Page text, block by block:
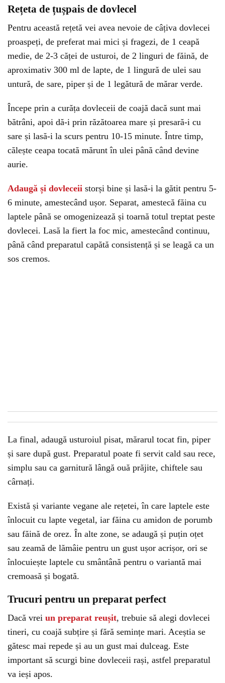
Rețeta de țușpais de dovlecel
Pentru această rețetă vei avea nevoie de câțiva dovlecei
proaspeți, de preferat mai mici și fragezi, de 1 ceapă
medie, de 2-3 căței de usturoi, de 2 linguri de făină, de
aproximativ 300 ml de lapte, de 1 lingură de ulei sau
untură, de sare, piper și de 1 legătură de mărar verde.
Începe prin a curăța dovleceii de coajă dacă sunt mai
bătrâni, apoi dă-i prin răzătoarea mare și presară-i cu
sare și lasă-i la scurs pentru 10-15 minute. Între timp,
călește ceapa tocată mărunt în ulei până când devine
aurie.
Adaugă și dovleceii storși bine și lasă-i la gătit pentru 5-
6 minute, amestecând ușor. Separat, amestecă făina cu
laptele până se omogenizează și toarnă totul treptat peste
dovlecei. Lasă la fiert la foc mic, amestecând continuu,
până când preparatul capătă consistență și se leagă ca un
sos cremos.
La final, adaugă usturoiul pisat, mărarul tocat fin, piper
și sare după gust. Preparatul poate fi servit cald sau rece,
simplu sau ca garnitură lângă ouă prăjite, chiftele sau
cârnați.
Există și variante vegane ale rețetei, în care laptele este
înlocuit cu lapte vegetal, iar făina cu amidon de porumb
sau făină de orez. În alte zone, se adaugă și puțin oțet
sau zeamă de lămâie pentru un gust ușor acrișor, ori se
înlocuiește laptele cu smântână pentru o variantă mai
cremoasă și bogată.
Trucuri pentru un preparat perfect
Dacă vrei un preparat reușit, trebuie să alegi dovlecei
tineri, cu coajă subțire și fără semințe mari. Aceștia se
gătesc mai repede și au un gust mai dulceag. Este
important să scurgi bine dovleceii rași, astfel preparatul
va ieși apos.